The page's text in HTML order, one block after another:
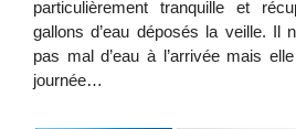
particulièrement tranquille et
gallons d’eau déposés la veille. Il
pas mal d’eau à l’arrivée mais
journée…